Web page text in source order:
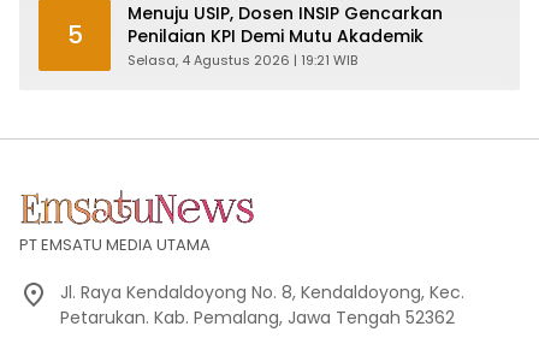
5
Menuju USIP, Dosen INSIP Gencarkan
Penilaian KPI Demi Mutu Akademik
Selasa, 4 Agustus 2026 | 19:21 WIB
PT EMSATU MEDIA UTAMA
Jl. Raya Kendaldoyong No. 8, Kendaldoyong, Kec.
Petarukan. Kab. Pemalang, Jawa Tengah 52362